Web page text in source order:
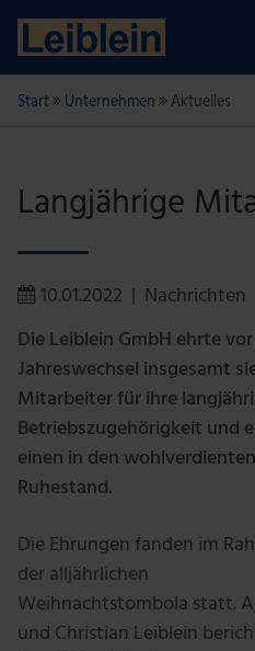
Start Unternehmen Aktuelles
Langjährige
10.01.2022 Nachrichten
Die Leiblein GmbH ehrte
Jahreswechsel insgesamt
Mitarbeiter für ihre
Betriebszugehörigkeit und
einen in den wohlverdienten
Ruhestand.
Die Ehrungen fanden im
der alljährlichen
Weihnachtstombola statt.
und Christian Leiblein